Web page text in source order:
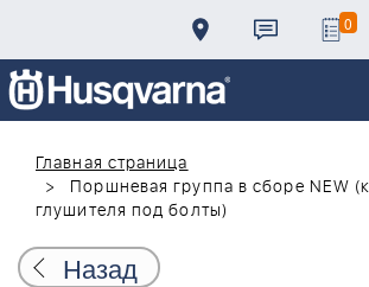
0
Главная страница
Поршневая группа в сборе NEW
глушителя под болты)
Назад